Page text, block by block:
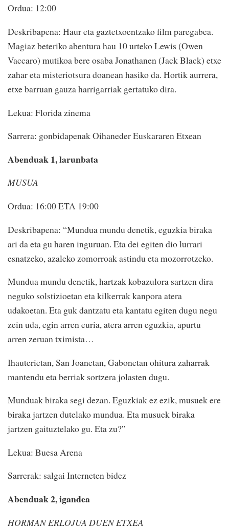
Ordua: 12:00
Deskribapena: Haur eta gaztetxoentzako film paregabea.
Magiaz beteriko abentura hau 10 urteko Lewis (Owen
Vaccaro) mutikoa bere osaba Jonathanen (Jack Black) etxe
zahar eta misteriotsura doanean hasiko da. Hortik aurrera,
etxe barruan gauza harrigarriak gertatuko dira.
Lekua: Florida zinema
Sarrera: gonbidapenak Oihaneder Euskararen Etxean
Abenduak 1, larunbata
MUSUA
Ordua: 16:00 ETA 19:00
Deskribapena: “Mundua mundu denetik, eguzkia biraka
ari da eta gu haren inguruan. Eta dei egiten dio lurrari
esnatzeko, azaleko zomorroak astindu eta mozorrotzeko.
Mundua mundu denetik, hartzak kobazulora sartzen dira
neguko solstizioetan eta kilkerrak kanpora atera
udakoetan. Eta guk dantzatu eta kantatu egiten dugu negu
zein uda, egin arren euria, atera arren eguzkia, apurtu
arren zeruan tximista…
Ihauterietan, San Joanetan, Gabonetan ohitura zaharrak
mantendu eta berriak sortzera jolasten dugu.
Munduak biraka segi dezan. Eguzkiak ez ezik, musuek ere
biraka jartzen dutelako mundua. Eta musuek biraka
jartzen gaituztelako gu. Eta zu?”
Lekua: Buesa Arena
Sarrerak: salgai Interneten bidez
Abenduak 2, igandea
HORMAN ERLOJUA DUEN ETXEA